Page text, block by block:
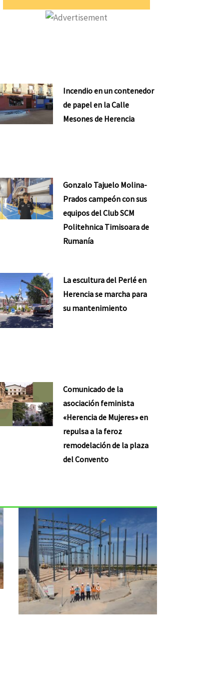
Incendio en un contenedor
de papel en la Calle
Mesones de Herencia
Gonzalo Tajuelo Molina-
Prados campeón con sus
equipos del Club SCM
Politehnica Timisoara de
Rumanía
La escultura del Perlé en
Herencia se marcha para
su mantenimiento
Comunicado de la
asociación feminista
«Herencia de Mujeres» en
repulsa a la feroz
remodelación de la plaza
del Convento